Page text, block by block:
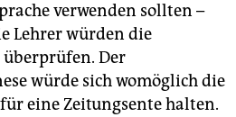
verwenden sollten –
Lehrer würden die
Der
würde sich womöglich die
eine Zeitungsente halten.